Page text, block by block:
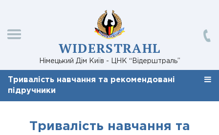
WIDERSTRAHL
Німецький Дім Київ - ЦНК “Відерштраль”
Тривалість навчання та рекомендовані
підручники
Тривалість навчання та